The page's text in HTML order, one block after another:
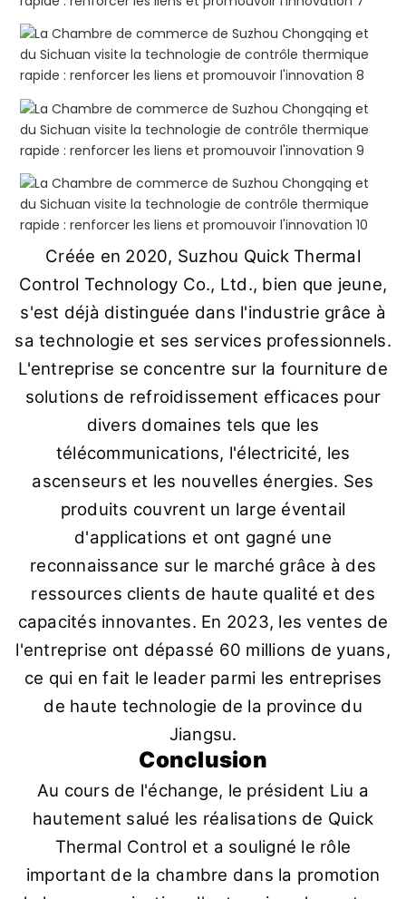
Créée en 2020, Suzhou Quick Thermal
Control Technology Co., Ltd., bien que jeune,
s'est déjà distinguée dans l'industrie grâce à
sa technologie et ses services professionnels.
L'entreprise se concentre sur la fourniture de
solutions de refroidissement efficaces pour
divers domaines tels que les
télécommunications, l'électricité, les
ascenseurs et les nouvelles énergies. Ses
produits couvrent un large éventail
d'applications et ont gagné une
reconnaissance sur le marché grâce à des
ressources clients de haute qualité et des
capacités innovantes. En 2023, les ventes de
l'entreprise ont dépassé 60 millions de yuans,
ce qui en fait le leader parmi les entreprises
de haute technologie de la province du
Jiangsu.
Conclusion
Au cours de l'échange, le président Liu a
hautement salué les réalisations de Quick
Thermal Control et a souligné le rôle
important de la chambre dans la promotion